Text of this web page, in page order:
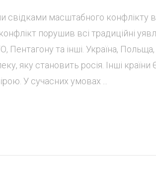
свідками масштабного конфлікту
порушив всі традиційні
Пентагону та інші. Україна,
яку становить росія. Інші
У сучасних умовах ...